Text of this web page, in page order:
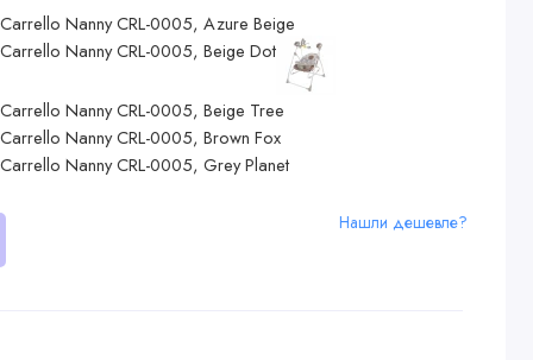
Нашли дешевле?